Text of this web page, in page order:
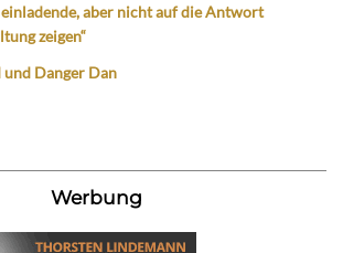
einladende, aber nicht auf die Antwort
zeigen“
und Danger Dan
Werbung